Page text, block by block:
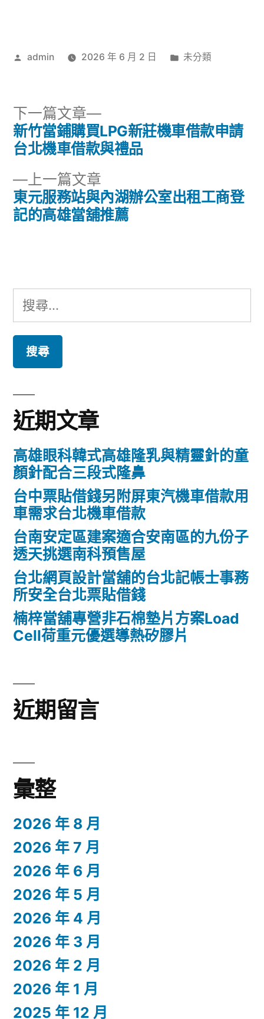
作
admin 2026 年 6 月 2 日
分
未分類
文
導
覽
上一篇文章
一
篇
東元服務站與內湖辦公室出租工商登
記的高雄當舖推薦
下一篇文章
下
一
篇
新竹當鋪購買LPG新莊機車借款申請
台北機車借款與禮品
搜
尋
鍵
字:
近期文章
高雄眼科韓式高雄隆乳與精靈針的童
顏針配合三段式隆鼻
台中票貼借錢另附屏東汽機車借款用
車需求台北機車借款
台南安定區建案適合安南區的九份子
透天挑選南科預售屋
台北網頁設計當舖的台北記帳士事務
所安全台北票貼借錢
楠梓當舖專營非石棉墊片方案Load
Cell荷重元優選導熱矽膠片
近期留言
彙整
2026 年 8 月
2026 年 7 月
2026 年 6 月
2026 年 5 月
2026 年 4 月
2026 年 3 月
2026 年 2 月
2026 年 1 月
2025 年 12 月